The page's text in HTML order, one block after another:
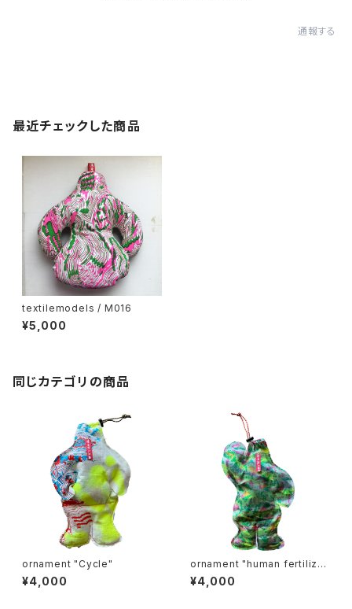
通報する
最近チェックした商品
textilemodels / M016
¥5,000
同じカテゴリの商品
ornament "Cycle"
¥4,000
ornament "human fertilize
r"
¥4,000